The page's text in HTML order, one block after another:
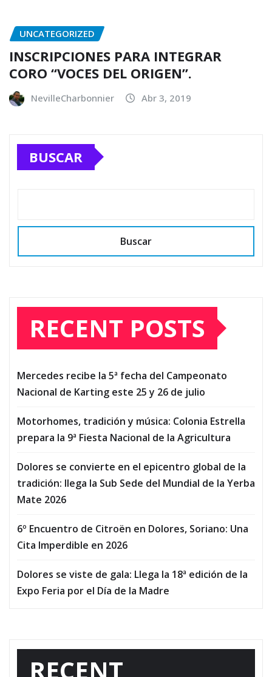
UNCATEGORIZED
INSCRIPCIONES PARA INTEGRAR
CORO “VOCES DEL ORIGEN”.
NevilleCharbonnier Abr 3, 2019
BUSCAR
Buscar
RECENT POSTS
Mercedes recibe la 5ª fecha del Campeonato
Nacional de Karting este 25 y 26 de julio
Motorhomes, tradición y música: Colonia Estrella
prepara la 9ª Fiesta Nacional de la Agricultura
Dolores se convierte en el epicentro global de la
tradición: llega la Sub Sede del Mundial de la Yerba
Mate 2026
6º Encuentro de Citroën en Dolores, Soriano: Una
Cita Imperdible en 2026
Dolores se viste de gala: Llega la 18ª edición de la
Expo Feria por el Día de la Madre
RECENT